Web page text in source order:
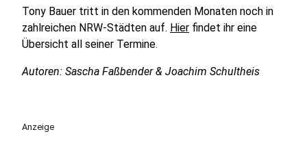
Tony Bauer tritt in den kommenden Monaten noch in
zahlreichen NRW-Städten auf. Hier findet ihr eine
Übersicht all seiner Termine.
Autoren: Sascha Faßbender & Joachim Schultheis
Anzeige